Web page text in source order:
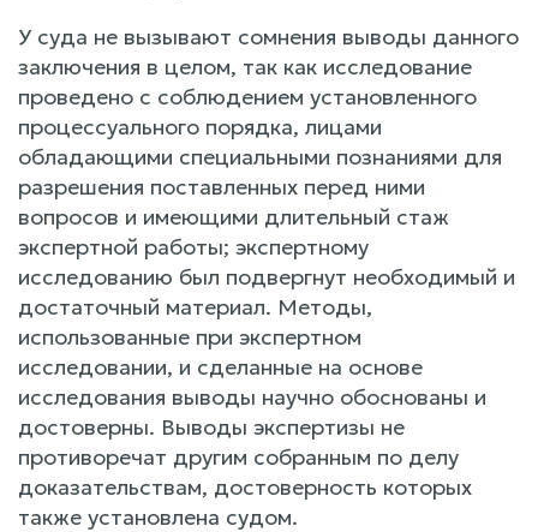
У суда не вызывают сомнения выводы данного
заключения в целом, так как исследование
проведено с соблюдением установленного
процессуального порядка, лицами
обладающими специальными познаниями для
разрешения поставленных перед ними
вопросов и имеющими длительный стаж
экспертной работы; экспертному
исследованию был подвергнут необходимый и
достаточный материал. Методы,
использованные при экспертном
исследовании, и сделанные на основе
исследования выводы научно обоснованы и
достоверны. Выводы экспертизы не
противоречат другим собранным по делу
доказательствам, достоверность которых
также установлена судом.